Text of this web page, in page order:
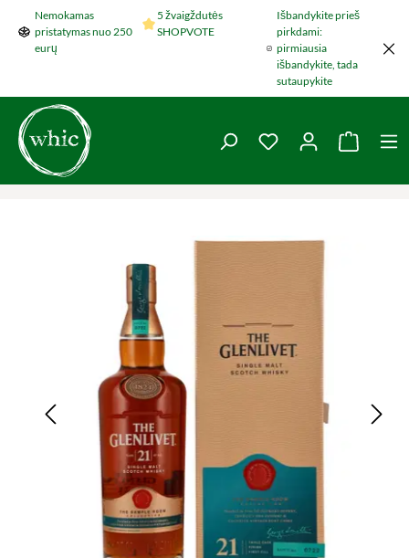
Šokti į pagrindinį turinį
Nemokamas
pristatymas nuo 250
eurų
5 žvaigždutės
SHOPVOTE
Išbandykite prieš
pirkdami:
pirmiausia
išbandykite, tada
sutaupykite
You have 0 wishlist
Praleisti nuotraukų galeriją